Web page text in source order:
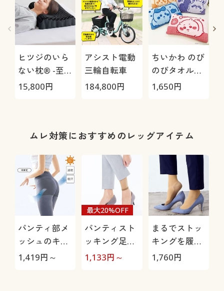
ヒツジのいら
ない枕® -至
極-
15,800円
アシスト電動
三輪自転車
184,800円
ちいかわ のび
のびタオル地
枕カバー
1,650円
ムレ対策におすすめのレッグアイテム
パンティ部メ
ッシュのキュ
プラ混レギン
1,419円～
パンティスト
ッキング足首
丈・同色2足
最大20%OFF
1,133円～
まるでストッ
キングを履い
たようなくつ
1,760円